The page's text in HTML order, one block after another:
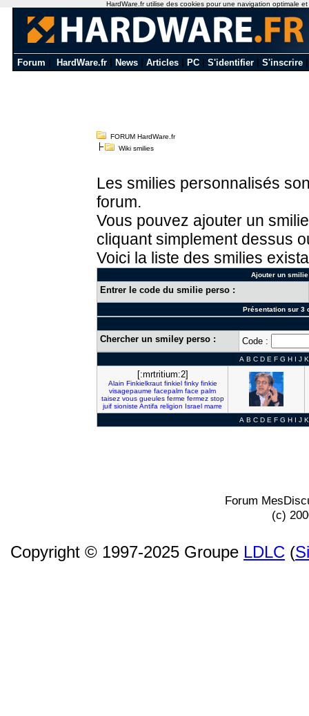
Forum HardWare.fr News Articles PC S'identifier S'inscrire
FORUM HardWare.fr
Wiki smilies
Les smilies personnalisés
forum.
Vous pouvez ajouter un
cliquant simplement dessus
Voici la liste des smilies
Ajouter un
Entrer le code du smilie perso :
Présentation sur 3
Chercher un smiley perso : Code :
A B C D E F G H I J K
[:mrtritium:2]
Alain Finkielkraut finkiel finky finkie
visagepaume facepalm face palm
taisez vous gueules ferme fermez stop
juif sioniste Antifa religion Israel marre
A B C D E F G H I J K
Forum
(c)
Copyright © 1997-2025 Groupe LDLC (
HardWare.fr utilise des cookies pour une navigation optimale